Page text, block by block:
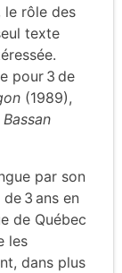
le rôle des
texte
pour 3 de
(1989),
par son
3 ans en
de Québec
les
dans plus